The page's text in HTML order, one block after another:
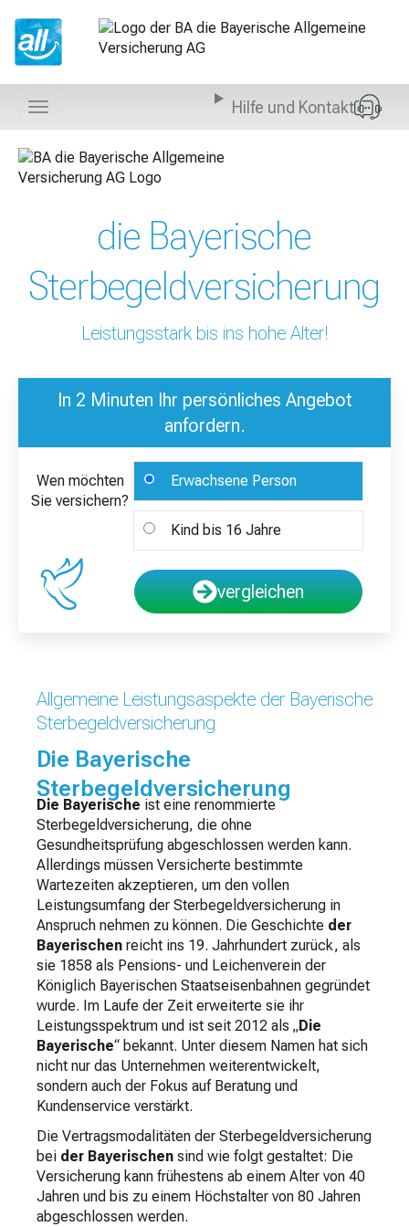
n
a
Navigation
anzeigen
Hilfe und Kontakt
die Bayerische
Sterbegeldversicherung
Leistungsstark bis ins hohe Alter!
In 2 Minuten Ihr persönliches Angebot
anfordern.
Wen möchten
Sie versichern?
Erwachsene Person
Kind bis 16 Jahre
vergleichen
Allgemeine Leistungsaspekte der Bayerische
Sterbegeldversicherung
Die Bayerische
Sterbegeldversicherung
Die Bayerische ist eine renommierte
Sterbegeldversicherung, die ohne
Gesundheitsprüfung abgeschlossen werden kann.
Allerdings müssen Versicherte bestimmte
Wartezeiten akzeptieren, um den vollen
Leistungsumfang der Sterbegeldversicherung in
Anspruch nehmen zu können. Die Geschichte der
Bayerischen reicht ins 19. Jahrhundert zurück, als
sie 1858 als Pensions- und Leichenverein der
Königlich Bayerischen Staatseisenbahnen gegründet
wurde. Im Laufe der Zeit erweiterte sie ihr
Leistungsspektrum und ist seit 2012 als „Die
Bayerische“ bekannt. Unter diesem Namen hat sich
nicht nur das Unternehmen weiterentwickelt,
sondern auch der Fokus auf Beratung und
Kundenservice verstärkt.
Die Vertragsmodalitäten der Sterbegeldversicherung
bei der Bayerischen sind wie folgt gestaltet: Die
Versicherung kann frühestens ab einem Alter von 40
Jahren und bis zu einem Höchstalter von 80 Jahren
abgeschlossen werden.